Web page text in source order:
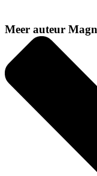
Meer auteur